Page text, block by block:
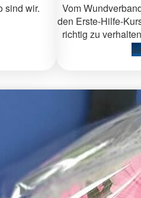
sind wir.
Vom
den Erste-Hilfe-
richtig zu